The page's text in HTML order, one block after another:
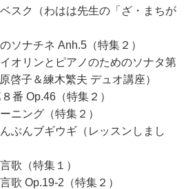
スク（わはは先生の「ざ・まちが
ソナチネ Anh.5（特集２）
オリンとピアノのためのソナタ第
啓子＆練木繁夫 デュオ講座）
番 Op.46（特集２）
ニング（特集２）
ぶんブギウギ（レッスンしまし
歌（特集１）
歌 Op.19-2（特集２）